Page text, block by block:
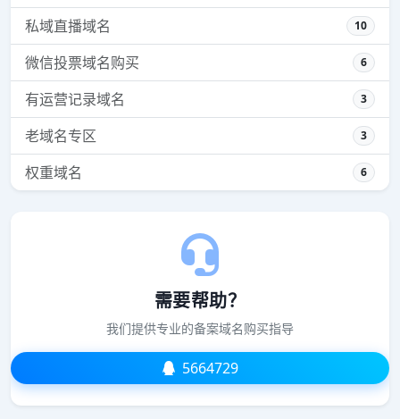
私域直播域名 10
微信投票域名购买 6
有运营记录域名 3
老域名专区 3
权重域名 6
需要帮助？
我们提供专业的备案域名购买指导
5664729